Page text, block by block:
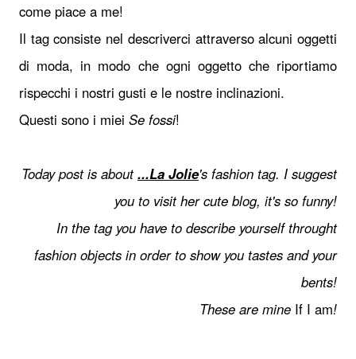
come piace a me!
Il tag consiste nel descriverci attraverso alcuni oggetti
di moda, in modo che ogni oggetto che riportiamo
rispecchi i nostri gusti e le nostre inclinazioni.
Questi sono i miei Se fossi!
Today post is about...La Jolie's fashion tag. I suggest
you to visit her cute blog, it's so funny!
In the tag you have to describe yourself throught
fashion objects in order to show you tastes and your
bents!
These are mine If I am!